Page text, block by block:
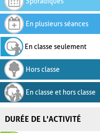
En plusieurs séances
En classe seulement
Hors classe
En classe et hors classe
DURÉE DE L'ACTIVITÉ